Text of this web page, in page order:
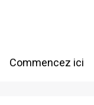
Commencez ici